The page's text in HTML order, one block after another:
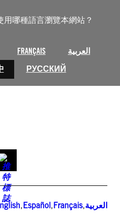
用哪種語言瀏覽本網站？
FRANÇAIS
العربية
РУССКИЙ
,Español,Français,العربية